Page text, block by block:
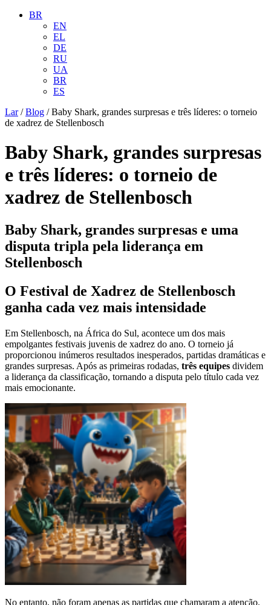
BR
EN
EL
DE
RU
UA
BR
ES
Lar/Blog /Baby Shark, grandes surpresas e três líderes: o torneio
de xadrez de Stellenbosch
Baby Shark, grandes surpresas
e três líderes: o torneio de
xadrez de Stellenbosch
Baby Shark, grandes surpresas e uma
disputa tripla pela liderança em
Stellenbosch
O Festival de Xadrez de Stellenbosch
ganha cada vez mais intensidade
Em Stellenbosch, na África do Sul, acontece um dos mais
empolgantes festivais juvenis de xadrez do ano. O torneio já
proporcionou inúmeros resultados inesperados, partidas dramáticas e
grandes surpresas. Após as primeiras rodadas, três equipes dividem
a liderança da classificação, tornando a disputa pelo título cada vez
mais emocionante.
No entanto, não foram apenas as partidas que chamaram a atenção.